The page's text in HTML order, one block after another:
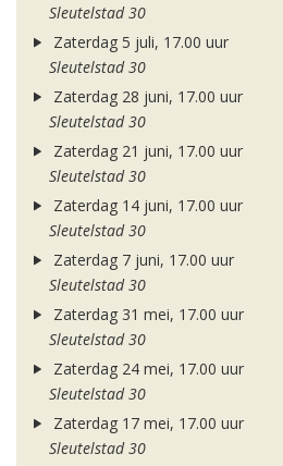
Sleutelstad 30
Zaterdag 5 juli, 17.00 uur
Sleutelstad 30
Zaterdag 28 juni, 17.00 uur
Sleutelstad 30
Zaterdag 21 juni, 17.00 uur
Sleutelstad 30
Zaterdag 14 juni, 17.00 uur
Sleutelstad 30
Zaterdag 7 juni, 17.00 uur
Sleutelstad 30
Zaterdag 31 mei, 17.00 uur
Sleutelstad 30
Zaterdag 24 mei, 17.00 uur
Sleutelstad 30
Zaterdag 17 mei, 17.00 uur
Sleutelstad 30